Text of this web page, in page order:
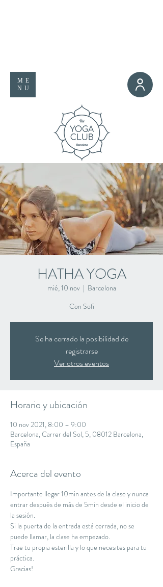
ME
NU
HATHA YOGA
mié, 10 nov
  |
Barcelona
Con Sofi
Se ha cerrado la posibilidad de
registrarse
Ver otros eventos
Horario y ubicación
10 nov 2021, 8:00 – 9:00
Barcelona, Carrer del Sol, 5, 08012 Barcelona,
España
Acerca del evento
Importante llegar 10min antes de la clase y nunca
entrar después de más de 5min desde el inicio de
la sesión.
Si la puerta de la entrada está cerrada, no se
puede llamar, la clase ha empezado.
Trae tu propia esterilla y lo que necesites para tu
práctica.
Gracias!